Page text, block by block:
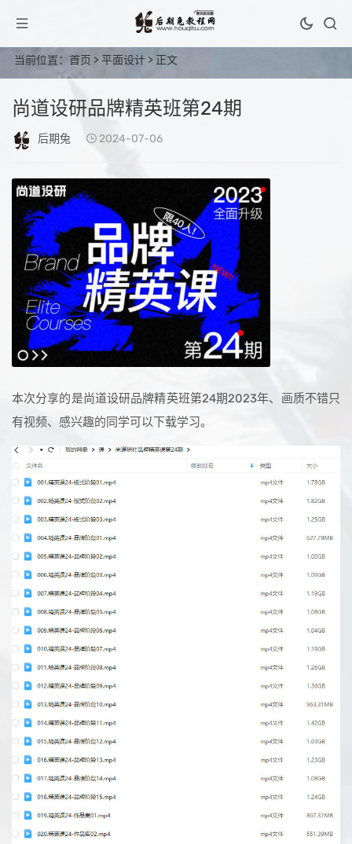
当前位置： 首页 >平面设计 > 正文
尚道设研品牌精英班第24期
后期兔 2024-07-06
本次分享的是尚道设研品牌精英班第24期2023年、画质不错只
有视频、感兴趣的同学可以下载学习。